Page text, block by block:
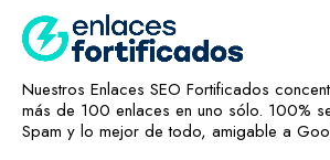
Nuestros Enlaces SEO Fortificados
más de 100 enlaces en uno sólo. 100%
Spam y lo mejor de todo, amigable a